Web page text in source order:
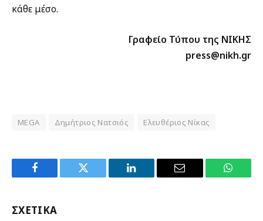
κάθε μέσο.
Γραφείο Τύπου της ΝΙΚΗΣ
press@nikh.gr
MEGA Δημήτριος Νατσιός Ελευθέριος Νίκας
Facebook Twitter LinkedIn Email
ΣΧΕΤΙΚΑ